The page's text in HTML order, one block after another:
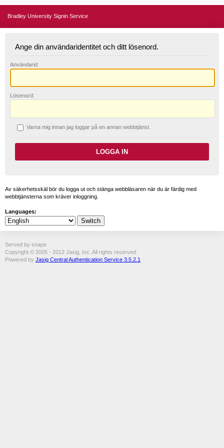
Bradley University Signin Service
Ange din användaridentitet och ditt lösenord.
Användarid:
L ösenord:
Varna mig innan jag loggar på en annan webbtjänst.
Av säkerhetsskäl bör du logga ut och stänga webbläsaren när du är färdig med
webbtjänsterna som kräver inloggning.
Languages:
Served by snape
Copyright © 2005 - 2012 Jasig, Inc. All rights reserved.
Powered by Jasig Central Authentication Service 3.5.2.1